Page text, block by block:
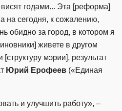
годами... Эта [реформа]
на сегодня, к сожалению,
обидно за город, в котором я
живете в другом
мэрии], результат
Юрий Ерофеев («Единая
и улучшить работу», –